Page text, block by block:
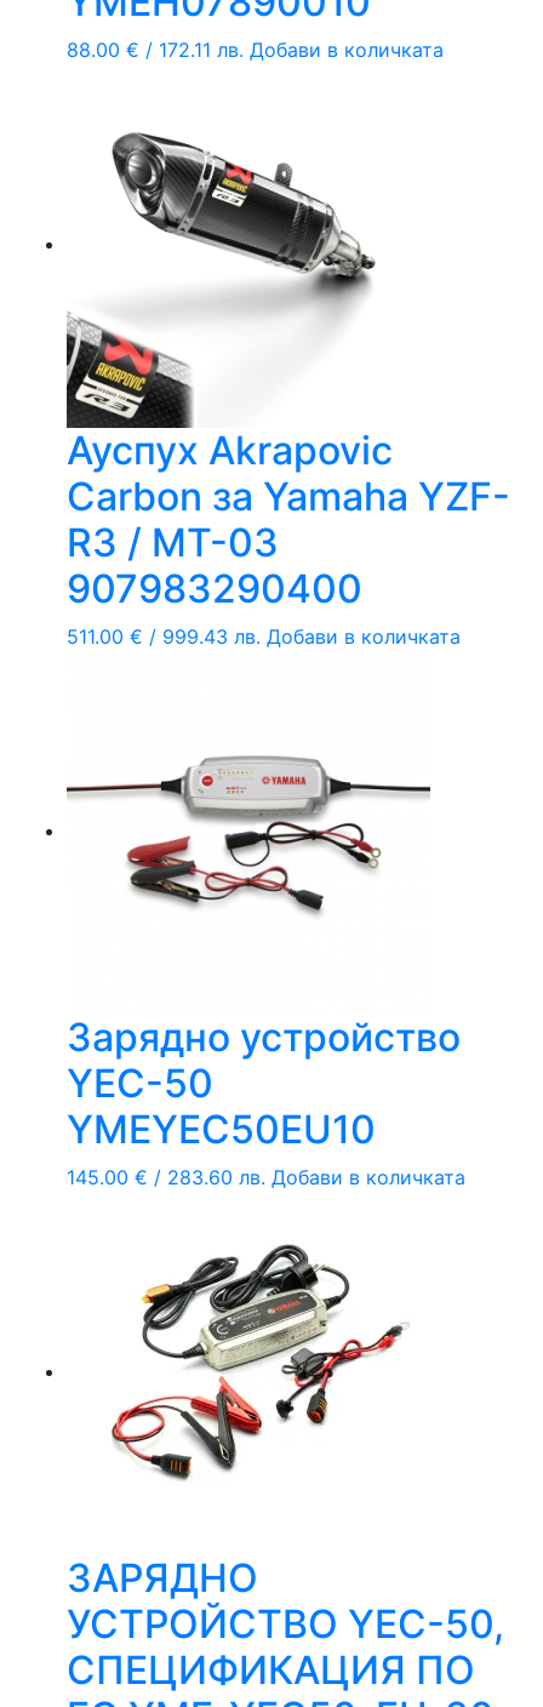
88.00 € / 172.11 лв. Добави в количката
Ауспух Akrapovic
Carbon за Yamaha YZF-
R3 / MT-03
907983290400
511.00 € / 999.43 лв. Добави в количката
Зарядно устройство
YEC-50
YMEYEC50EU10
145.00 € / 283.60 лв. Добави в количката
ЗАРЯДНО
УСТРОЙСТВО YEC-50,
СПЕЦИФИКАЦИЯ ПО